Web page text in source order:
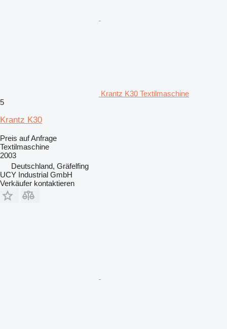
Krantz K30 Textilmaschine
5
Krantz K30
Preis auf Anfrage
Textilmaschine
2003
Deutschland, Gräfelfing
UCY Industrial GmbH
Verkäufer kontaktieren